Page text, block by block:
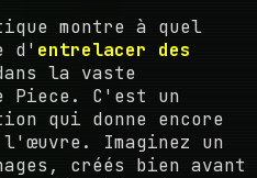
montre à quel
d' entrelacer des
la vaste
Piece. C'est un
qui donne encore
Imaginez un
créés bien avant